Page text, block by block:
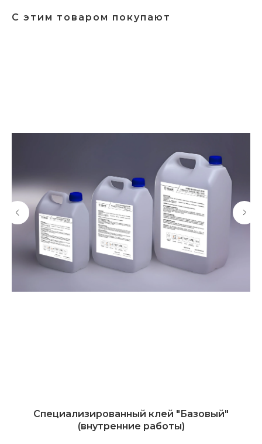
С этим товаром покупают
Специализированный клей "Базовый"
(внутренние работы)